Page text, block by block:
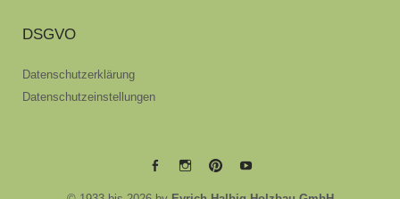
DSGVO
Datenschutzerklärung
Datenschutzeinstellungen
EYRICH-EYRICH-EYRICH-EYRICH-